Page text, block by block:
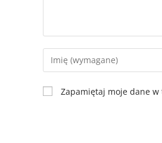
Zapamiętaj moje dane